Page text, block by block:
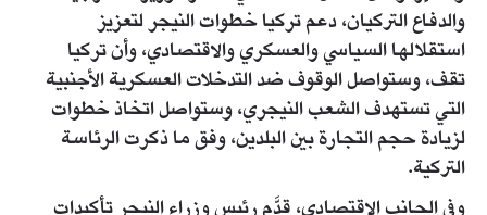
والدفاع التركيان، دعم تركيا خطوات النيجر لتعزيز
استقلالها السياسي والعسكري والاقتصادي، وأن تركيا
تقف، وستواصل الوقوف ضد التدخلات العسكرية الأجنبية
التي تستهدف الشعب النيجري، وستواصل اتخاذ خطوات
لزيادة حجم التجارة بين البلدين، وفق ما ذكرت الرئاسة
التركية.